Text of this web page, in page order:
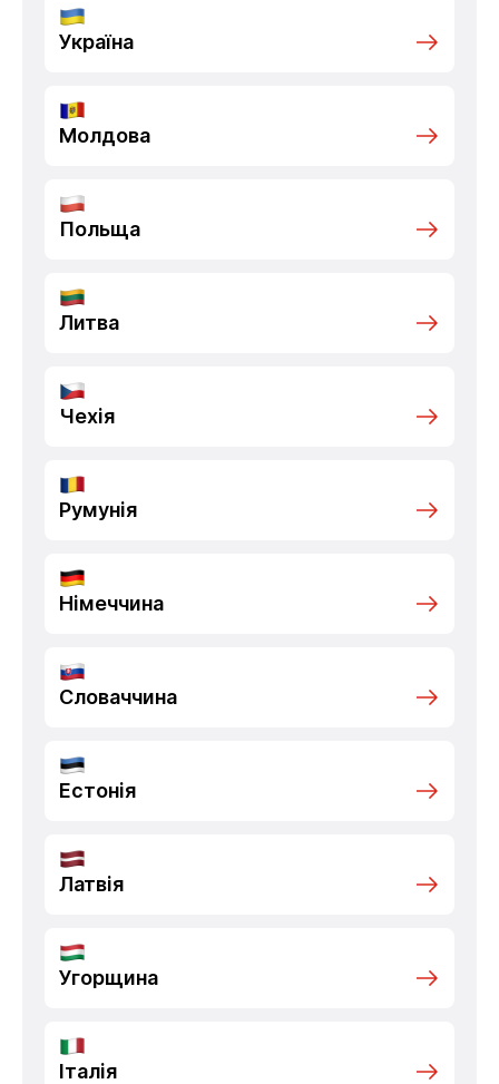
Україна
Молдова
Польща
Литва
Чехія
Румунія
Німеччина
Словаччина
Естонія
Латвія
Угорщина
Італія